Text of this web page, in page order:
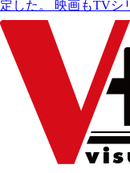
定した。 映画もTVシ